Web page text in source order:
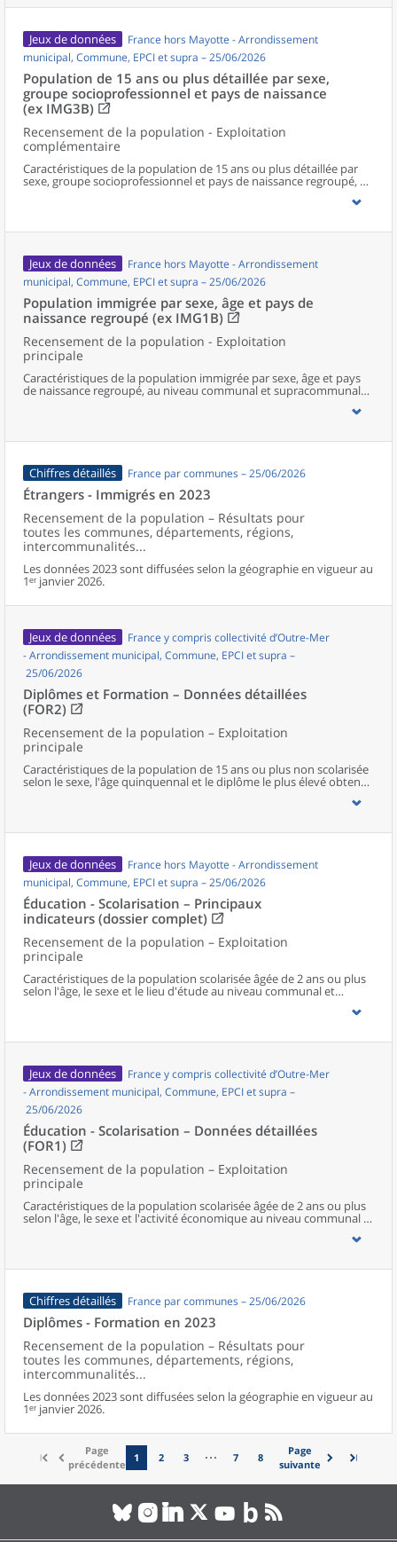
Jeux de données
France hors Mayotte - Arrondissement
municipal, Commune, EPCI et supra – 25/06/2026
Population de 15 ans ou plus détaillée par sexe,
groupe socioprofessionnel et pays de naissance
(ex IMG3B)
Recensement de la population - Exploitation
complémentaire
Caractéristiques de la population de 15 ans ou plus détaillée par
sexe, groupe socioprofessionnel et pays de naissance regroupé, au
niveau communal et supracommunal pour la France hors Mayotte
Jeux de données
France hors Mayotte - Arrondissement
municipal, Commune, EPCI et supra – 25/06/2026
Population immigrée par sexe, âge et pays de
naissance regroupé (ex IMG1B)
Recensement de la population - Exploitation
principale
Caractéristiques de la population immigrée par sexe, âge et pays
de naissance regroupé, au niveau communal et supracommunal
pour la France hors Mayotte (territoires de 50 000 habitants ou
Chiffres détaillés France par communes – 25/06/2026
Étrangers - Immigrés en 2023
Recensement de la population – Résultats pour
toutes les communes, départements, régions,
intercommunalités...
Les données 2023 sont diffusées selon la géographie en vigueur au
1ᵉʳ janvier 2026.
Jeux de données
France y compris collectivité d’Outre-Mer
- Arrondissement municipal, Commune, EPCI et supra –
25/06/2026
Diplômes et Formation – Données détaillées
(FOR2)
Recensement de la population – Exploitation
principale
Caractéristiques de la population de 15 ans ou plus non scolarisée
selon le sexe, l'âge quinquennal et le diplôme le plus élevé obtenu
au niveau communal et supracommunal pour la France hors
Jeux de données
France hors Mayotte - Arrondissement
municipal, Commune, EPCI et supra – 25/06/2026
Éducation - Scolarisation – Principaux
indicateurs (dossier complet)
Recensement de la population – Exploitation
principale
Caractéristiques de la population scolarisée âgée de 2 ans ou plus
selon l'âge, le sexe et le lieu d'étude au niveau communal et
supracommunal pour la France hors Mayotte.
Jeux de données
France y compris collectivité d’Outre-Mer
- Arrondissement municipal, Commune, EPCI et supra –
25/06/2026
Éducation - Scolarisation – Données détaillées
(FOR1)
Recensement de la population – Exploitation
principale
Caractéristiques de la population scolarisée âgée de 2 ans ou plus
selon l'âge, le sexe et l'activité économique au niveau communal et
supracommunal pour la France hors Mayotte.
Chiffres détaillés France par communes – 25/06/2026
Diplômes - Formation en 2023
Recensement de la population – Résultats pour
toutes les communes, départements, régions,
intercommunalités...
Les données 2023 sont diffusées selon la géographie en vigueur au
1ᵉʳ janvier 2026.
Page
précédente
1 2 3 7 8
Page
suivante